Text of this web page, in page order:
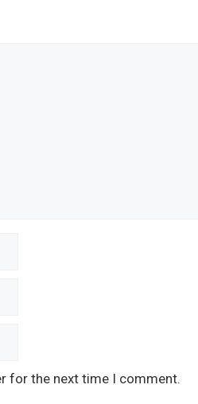
for the next time I comment.